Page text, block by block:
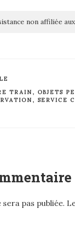
non affiliée
TRAIN , OBJETS
, SERVICE
pas publiée.